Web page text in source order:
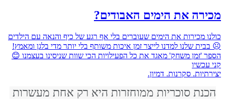
מכירה את הימים האבודים?
כולנו מכירות את הימים שעוברים בלי אף רגע של כיף והנאה עם הילדים
☹ בבית שלנו למדנו לייצר זמן איכות משותף בלי יותר מדי בלגן ומאמץ!
הספר 'זמן משחק' מאגד את כל הפעילויות הכי שוות שניסינו בעצמנו 😊
קני עכשיו
יצירתיות. סקרנות. דמיון.